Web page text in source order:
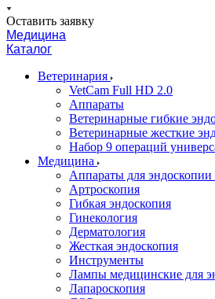
Оставить заявку
Медицина
Каталог
Ветеринария
VetCam Full HD 2.0
Аппараты
Ветеринарные гибкие
Ветеринарные жесткие
Набор 9 операций
Медицина
Аппараты для эндоскопии
Артроскопия
Гибкая эндоскопия
Гинекология
Дерматология
Жесткая эндоскопия
Инструменты
Лампы медицинские для
Лапароскопия